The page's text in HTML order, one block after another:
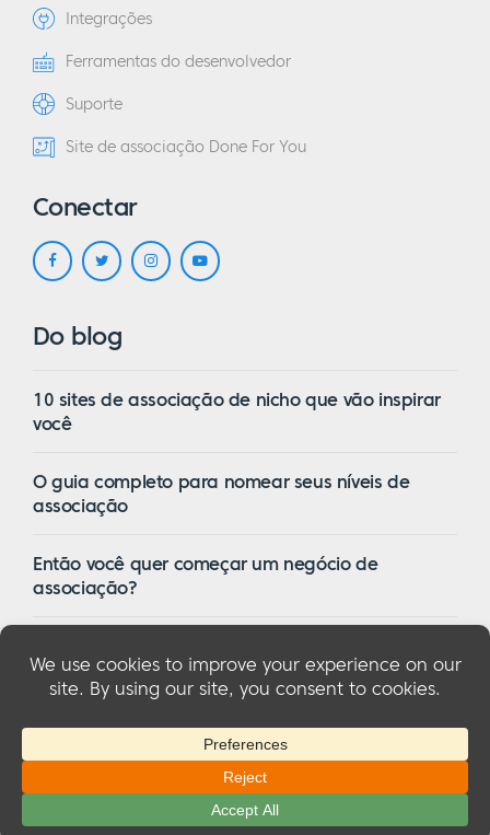
Integrações
Ferramentas do desenvolvedor
Suporte
Site de associação Done For You
Conectar
Do blog
10 sites de associação de nicho que vão inspirar
você
O guia completo para nomear seus níveis de
associação
Então você quer começar um negócio de
associação?
WordPress em 2023
© 2026 MemberMouse, LLCPolítica de privacidade
Reembolsos|Termos e condições|Divulgação da FTC